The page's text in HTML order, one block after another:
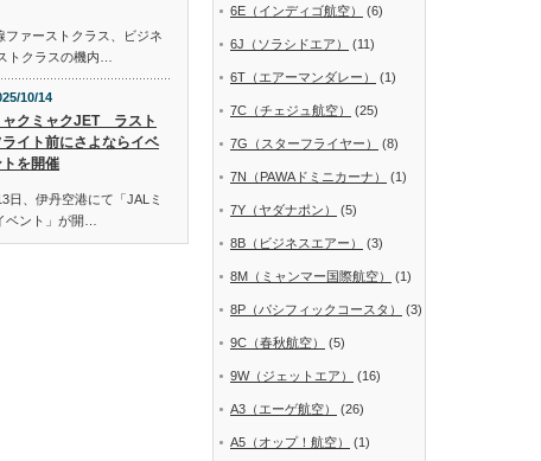
ァーストクラス、ビジネ
トクラスの機内…
10/14
ャクミャクJET ラスト
ライト前にさよならイベ
トを開催
日、伊丹空港にて「JALミ
ベント」が開…
6E（インディゴ航空） (6)
6J（ソラシドエア） (11)
6T（エアーマンダレー） (1)
7C（チェジュ航空） (25)
7G（スターフライヤー） (8)
7N（PAWAドミニカーナ） (1)
7Y（ヤダナポン） (5)
8B（ビジネスエアー） (3)
8M（ミャンマー国際航空） (1)
8P（パシフィックコースタ） (3)
9C（春秋航空） (5)
9W（ジェットエア） (16)
A3（エーゲ航空） (26)
A5（オップ！航空） (1)